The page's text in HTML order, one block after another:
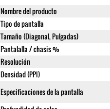
Nombre del producto
Tipo de pantalla
Tamaño (Diagonal, Pulgadas)
Pantalalla / chasis %
Resolución
Densidad (PPI)
Especificaciones de la pantalla